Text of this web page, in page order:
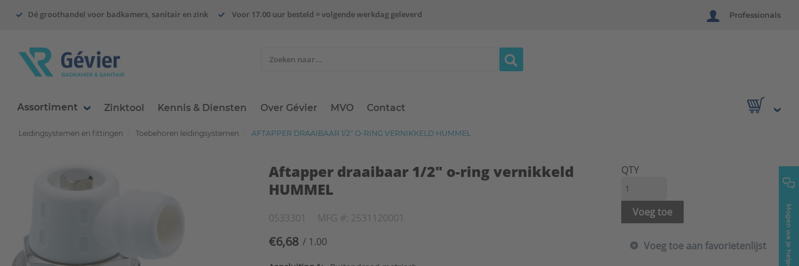
Dé groothandel voor badkamers, sanitair en zink Voor 17.00 uur besteld = volgende werkdag geleverd Professionals
Assortiment Zinktool Kennis & Diensten Over Gévier MVO Contact
Mogen we je helpen?
Leidingsystemen en fittingen Toebehoren leidingsystemen AFTAPPER DRAAIBAAR 1/2" O-RING VERNIKKELD HUMMEL
Aftapper draaibaar 1/2" o-ring vernikkeld
HUMMEL
0533301 MFG #: 2531120001
€6,68 / 1.00
QTY
Voeg toe
Voeg toe aan favorietenlijst